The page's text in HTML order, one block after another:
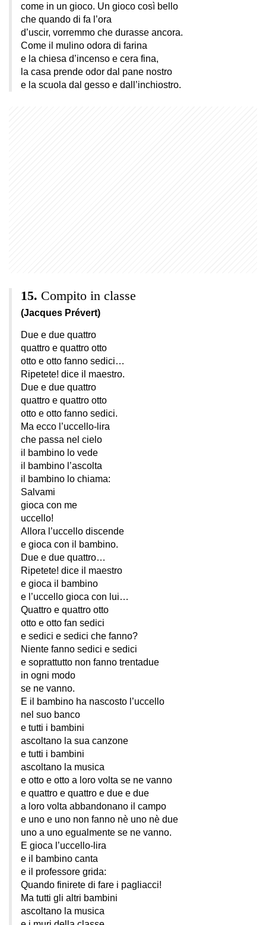
come in un gioco. Un gioco così bello
che quando di fa l’ora
d’uscir, vorremmo che durasse ancora.
Come il mulino odora di farina
e la chiesa d’incenso e cera fina,
la casa prende odor dal pane nostro
e la scuola dal gesso e dall’inchiostro.
Compito in classe
(Jacques Prévert)
Due e due quattro
quattro e quattro otto
otto e otto fanno sedici…
Ripetete! dice il maestro.
Due e due quattro
quattro e quattro otto
otto e otto fanno sedici.
Ma ecco l’uccello-lira
che passa nel cielo
il bambino lo vede
il bambino l’ascolta
il bambino lo chiama:
Salvami
gioca con me
uccello!
Allora l’uccello discende
e gioca con il bambino.
Due e due quattro…
Ripetete! dice il maestro
e gioca il bambino
e l’uccello gioca con lui…
Quattro e quattro otto
otto e otto fan sedici
e sedici e sedici che fanno?
Niente fanno sedici e sedici
e soprattutto non fanno trentadue
in ogni modo
se ne vanno.
E il bambino ha nascosto l’uccello
nel suo banco
e tutti i bambini
ascoltano la sua canzone
e tutti i bambini
ascoltano la musica
e otto e otto a loro volta se ne vanno
e quattro e quattro e due e due
a loro volta abbandonano il campo
e uno e uno non fanno nè uno nè due
uno a uno egualmente se ne vanno.
E gioca l’uccello-lira
e il bambino canta
e il professore grida:
Quando finirete di fare i pagliacci!
Ma tutti gli altri bambini
ascoltano la musica